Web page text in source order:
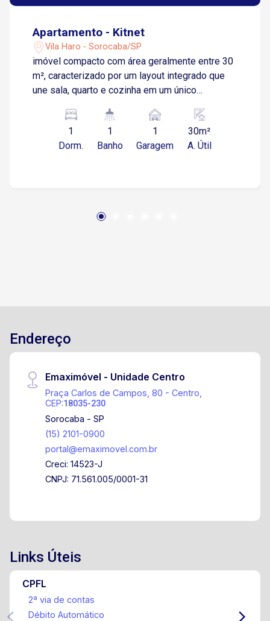
Apartamento - Kitnet
Vila Haro - Sorocaba/SP
imóvel compacto com área geralmente entre 30
m², caracterizado por um layout integrado que
une sala, quarto e cozinha em um único
1
Dorm.
1
Banho
1
Garagem
30m²
A. Útil
Endereço
Emaximóvel - Unidade Centro
Praça Carlos de Campos, 80 - Centro,
CEP:18035-230
Sorocaba - SP
(15) 2101-0900
portal@emaximovel.com.br
Creci: 14523-J
CNPJ: 71.561.005/0001-31
Links Úteis
CPFL
2ª via de contas
Débito Automático